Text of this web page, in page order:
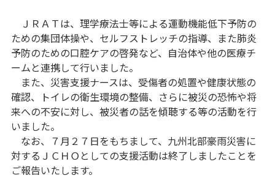
ＪＲＡＴは、理学療法士等による運動機能低下予防の
ための集団体操や、セルフストレッチの指導、また肺炎
予防のための口腔ケアの啓発など、自治体や他の医療チ
ームと連携して行いました。
また、災害支援ナースは、受傷者の処置や健康状態の
確認、トイレの衛生環境の整備、さらに被災の恐怖や将
来への不安に対し、被災者の話を傾聴する等の活動を行
いました。
なお、７月２７日をもちまして、九州北部豪雨災害に
対するＪＣＨＯとしての支援活動は終了しましたことを
ご報告いたします。